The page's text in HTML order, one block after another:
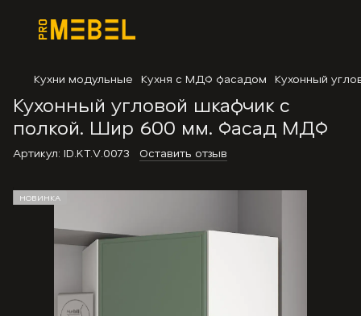
Кухни модульные Кухня с МДФ фасадом Кухонный
Кухонный угловой шкафчик с
полкой. Шир 600 мм. Фасад МДФ
Артикул: ID.KT.V.0073 Оставить отзыв
НОВИНКА